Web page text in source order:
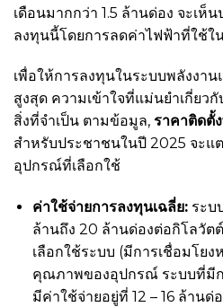
เดือนมากกว่า 1.5 ล้านด่อง จะเห็
ลงทุนนี้โดยการลดค่าไฟฟ้าที่ใช้ใ
เพื่อให้การลงทุนในระบบพลังงา
สูงสุด ความเข้าใจที่แม่นยำเกี่ยว
สิ่งที่จำเป็น ตามข้อมูล, ราคาติดตั้
สำหรับประชาชนในปี 2025 จะแ
อุปกรณ์ที่เลือกใช้
ค่าใช้จ่ายการลงทุนเฉลี่ย:ระบ
ล้านถึง 20 ล้านด่องต่อกิโลวัต
เลือกใช้ระบบ (มีการเชื่อมโยง
คุณภาพของอุปกรณ์ ระบบที่มีก
มีค่าใช้จ่ายอยู่ที่ 12 – 16 ล้านด่